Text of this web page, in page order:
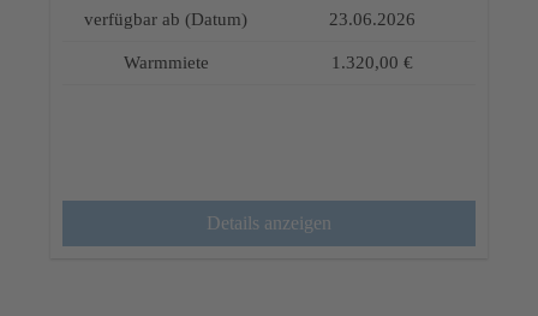
verfügbar ab (Datum) 23.06.2026
Warmmiete 1.320,00 €
Details anzeigen